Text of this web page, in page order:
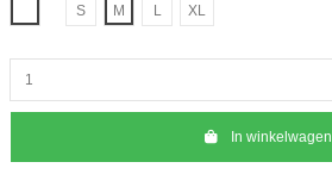
S
M L XL
In winkelwagen